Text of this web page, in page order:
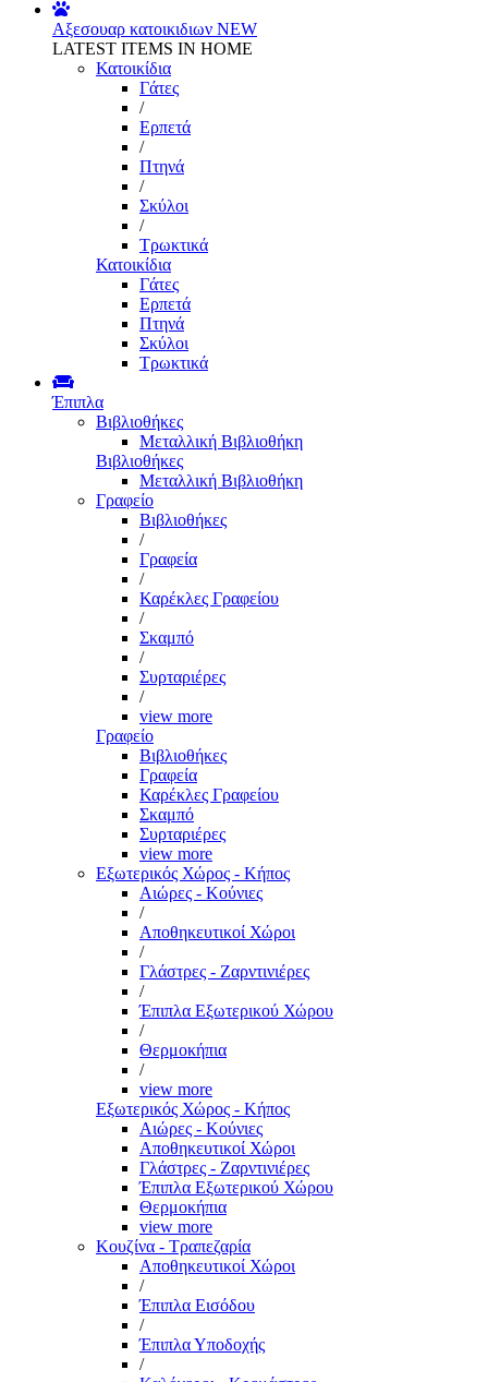
Αξεσουαρ κατοικιδιων NEW
LATEST ITEMS IN HOME
Κατοικίδια
Γάτες
/
Ερπετά
/
Πτηνά
/
Σκύλοι
/
Τρωκτικά
Κατοικίδια
Γάτες
Ερπετά
Πτηνά
Σκύλοι
Τρωκτικά
Έπιπλα
Βιβλιοθήκες
Μεταλλική Βιβλιοθήκη
Βιβλιοθήκες
Μεταλλική Βιβλιοθήκη
Γραφείο
Βιβλιοθήκες
/
Γραφεία
/
Καρέκλες Γραφείου
/
Σκαμπό
/
Συρταριέρες
/
view more
Γραφείο
Βιβλιοθήκες
Γραφεία
Καρέκλες Γραφείου
Σκαμπό
Συρταριέρες
view more
Εξωτερικός Χώρος - Κήπος
Αιώρες - Κούνιες
/
Αποθηκευτικοί Χώροι
/
Γλάστρες - Ζαρντινιέρες
/
Έπιπλα Εξωτερικού Χώρου
/
Θερμοκήπια
/
view more
Εξωτερικός Χώρος - Κήπος
Αιώρες - Κούνιες
Αποθηκευτικοί Χώροι
Γλάστρες - Ζαρντινιέρες
Έπιπλα Εξωτερικού Χώρου
Θερμοκήπια
view more
Κουζίνα - Τραπεζαρία
Αποθηκευτικοί Χώροι
/
Έπιπλα Εισόδου
/
Έπιπλα Υποδοχής
/